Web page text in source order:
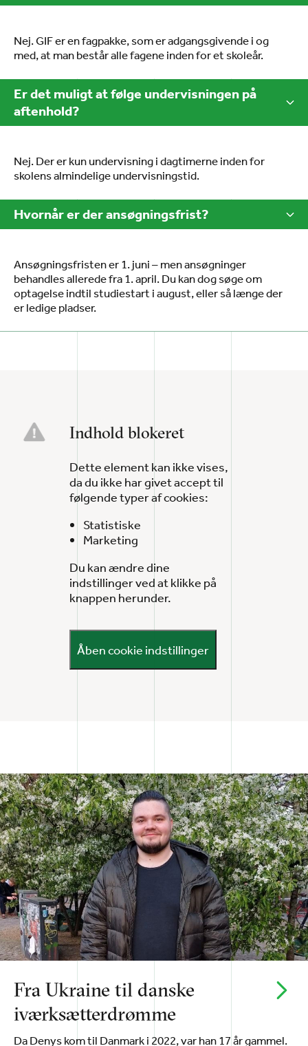
Nej. GIF er en fagpakke, som er adgangsgivende i og
med, at man består alle fagene inden for et skoleår.
Er det muligt at følge undervisningen på
aftenhold?
Nej. Der er kun undervisning i dagtimerne inden for
skolens almindelige undervisningstid.
Hvornår er der ansøgningsfrist?
Ansøgningsfristen er 1. juni – men ansøgninger
behandles allerede fra 1. april. Du kan dog søge om
optagelse indtil studiestart i august, eller så længe der
er ledige pladser.
Indhold blokeret
Dette element kan ikke vises,
da du ikke har givet accept til
følgende typer af cookies:
Statistiske
Marketing
Du kan ændre dine
indstillinger ved at klikke på
knappen herunder.
Åben cookie indstillinger
Fra Ukraine til danske
iværksætterdrømme
Da Denys kom til Danmark i 2022, var han 17 år gammel.